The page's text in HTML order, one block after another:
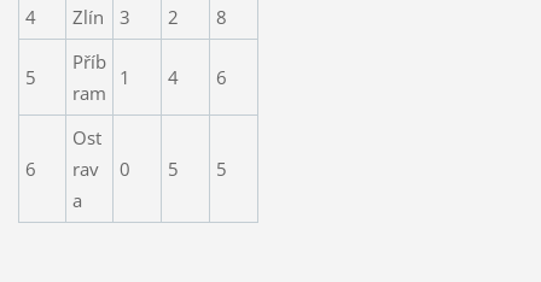
4 Zlín 3 2 8
5
Příb
ram
1 4 6
6
Ost
rav
a
0 5 5